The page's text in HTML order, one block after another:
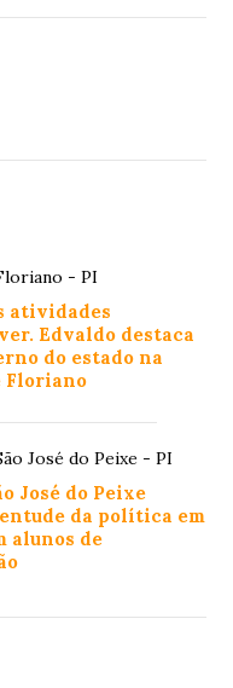
- PI
atividades
Edvaldo destaca
do estado na
Floriano
José do Peixe - PI
José do Peixe
da política em
alunos de